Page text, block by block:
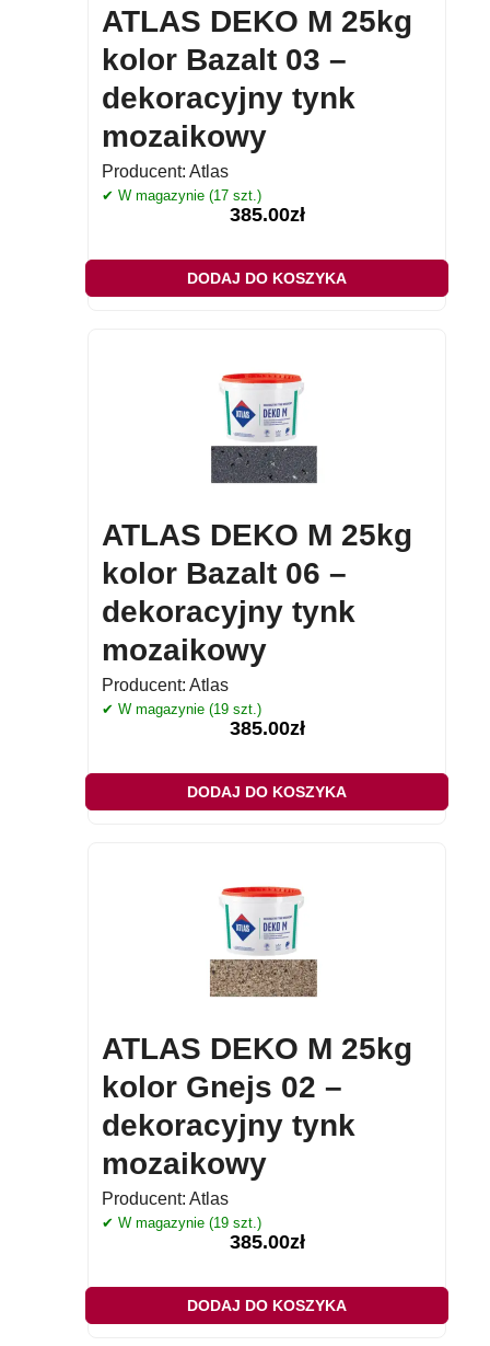
ATLAS DEKO M 25kg
kolor Bazalt 03 –
dekoracyjny tynk
mozaikowy
Producent: Atlas
✔ W magazynie (17 szt.)
385.00zł
DODAJ DO KOSZYKA
ATLAS DEKO M 25kg
kolor Bazalt 06 –
dekoracyjny tynk
mozaikowy
Producent: Atlas
✔ W magazynie (19 szt.)
385.00zł
DODAJ DO KOSZYKA
ATLAS DEKO M 25kg
kolor Gnejs 02 –
dekoracyjny tynk
mozaikowy
Producent: Atlas
✔ W magazynie (19 szt.)
385.00zł
DODAJ DO KOSZYKA